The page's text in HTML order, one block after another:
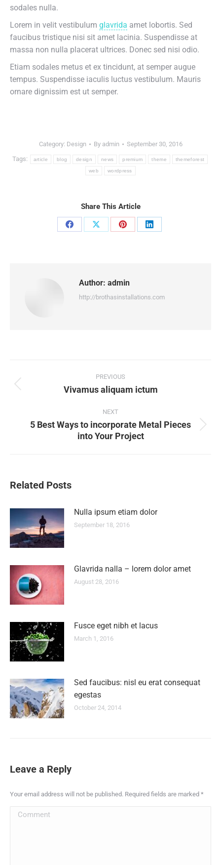
sodales nulla.
Lorem in velit vestibulum glavrida amet lobortis. Sed
faucibus tristique nisi sit amet lacinia. Suspendisse at
massa non nulla placerat ultrices. Donec sed nisi odio.
Etiam sodales metus et ex tincidunt, at semper augue
tempus. Suspendisse iaculis luctus vestibulum. Mauris
ornare dignissim est ut semper.
Category: Design By admin September 30, 2016
Tags: article blog design news premium theme themeforest
web wordpress
Share This Article
Share
Share
Share
Share
Author: admin
http://brothasinstallations.com
navigation
PREVIOUS
Previous
Vivamus aliquam ictum
NEXT
Next
post:
5 Best Ways to incorporate Metal Pieces
into Your Project
Related Posts
Nulla ipsum etiam dolor
September 18, 2016
Glavrida nalla – lorem dolor amet
August 28, 2016
Fusce eget nibh et lacus
March 1, 2016
Sed faucibus: nisl eu erat consequat
egestas
October 24, 2014
Leave a Reply
Your email address will not be published. Required fields are marked *
Comment